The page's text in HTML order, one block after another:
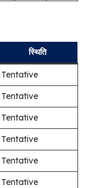
स्थिति
Tentative
Tentative
Tentative
Tentative
Tentative
Tentative